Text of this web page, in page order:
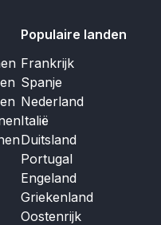
Populaire landen
Frankrijk
Spanje
Nederland
Italië
Duitsland
Portugal
Engeland
Griekenland
Oostenrijk